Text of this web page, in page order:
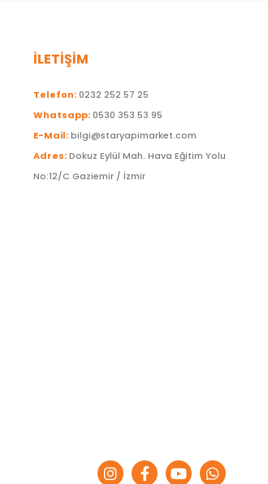
İLETİŞİM
Telefon:0232 252 57 25
Whatsapp:0530 353 53 95
E-Mail:bilgi@staryapimarket.com
Adres:Dokuz Eylül Mah. Hava Eğitim Yolu
No:12/C Gaziemir / İzmir